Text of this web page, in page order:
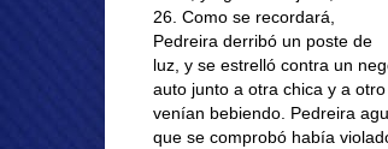
26. Como se recordará,
Pedreira derribó un poste de
luz, y se estrelló contra un
auto junto a otra chica y a
venían bebiendo. Pedreira
que se comprobó había